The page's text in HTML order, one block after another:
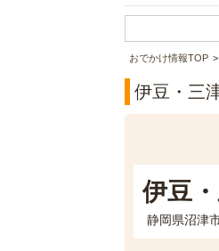
おでかけ情報TOP
伊豆・三
伊豆
静岡県沼津